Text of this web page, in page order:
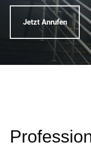
Jetzt Anrufen